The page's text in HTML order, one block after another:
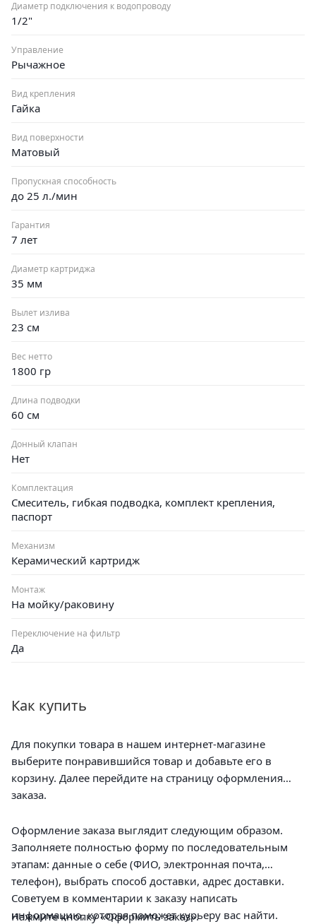
Диаметр подключения к водопроводу
1/2"
Управление
Рычажное
Вид крепления
Гайка
Вид поверхности
Матовый
Пропускная способность
до 25 л./мин
Гарантия
7 лет
Диаметр картриджа
35 мм
Вылет излива
23 см
Вес нетто
1800 гр
Длина подводки
60 см
Донный клапан
Нет
Комплектация
Смеситель, гибкая подводка, комплект крепления,
паспорт
Механизм
Керамический картридж
Монтаж
На мойку/раковину
Переключение на фильтр
Да
Как купить
Для покупки товара в нашем интернет-магазине
выберите понравившийся товар и добавьте его в
корзину. Далее перейдите на страницу оформления
заказа.
Оформление заказа выглядит следующим образом.
Заполняете полностью форму по последовательным
этапам: данные о себе (ФИО, электронная почта,
телефон), выбрать способ доставки, адрес доставки.
Советуем в комментарии к заказу написать
информацию, которая поможет курьеру вас найти.
Нажмите кнопку «Оформить заказ».